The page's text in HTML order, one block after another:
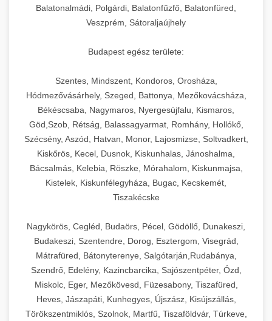
frissességét.
Ipari vákuumfóliázó gépek professzionális
Hatékony lezárási és tartósítási megoldások.
chef-iparikonyhagepek.hu
kereskedelmi csomagoló gép
professzionális konyhák számára. Nagy
kapacitású sütő- és főzőberendezés precíz
hőmérséklet-szabályozással.
chef-iparikonyhagepek.hu
kereskedelmi sütősütő
❄️ 25. Ipari Hűtőszekrény +
Professzionális hűtőegységek és hűtőkamrák
kereskedelmi konyhák számára.
Energiahatékony hűtési megoldások nagy
kapacitással.
chef-iparikonyhagepek.hu
💧 26. Ipari Mosogatógép +
Kereskedelmi mosogatóberendezések nagy
forgalmú éttermi műveletekhez. Gyors tisztítási
ciklusok fertőtlenítési képességekkel.
chef-iparikonyhagepek.hu
🧀 27. Ipari Sajtreszelő Gép +
élelmiszer-előkészítéshez. Különböző reszelési
méretek különböző alkalmazásokhoz.
chef-iparikonyhagepek.hu
kereskedelmi sajtreszelő
🍳 28. Nagykonyhai
Berendezések
+
Teljes körű nagykonyhai berendezések és
professzionális vendéglátóipari kellékek.
Minden, ami szükséges éttermi és catering
Balatonalmádi, Polgárdi, Balatonfűzfő, Balatonfüred,
Veszprém, Sátoraljaújhely
Budapest egész területe:
Szentes, Mindszent, Kondoros, Orosháza,
Hódmezővásárhely, Szeged, Battonya, Mezőkovácsháza,
Békéscsaba, Nagymaros, Nyergesújfalu, Kismaros,
Göd,Szob, Rétság, Balassagyarmat, Romhány, Hollókő,
Szécsény, Aszód, Hatvan, Monor, Lajosmizse, Soltvadkert,
Kiskőrös, Kecel, Dusnok, Kiskunhalas, Jánoshalma,
Bácsalmás, Kelebia, Röszke, Mórahalom, Kiskunmajsa,
Kistelek, Kiskunfélegyháza, Bugac, Kecskemét,
Tiszakécske
Nagykörös, Cegléd, Budaörs, Pécel, Gödöllő, Dunakeszi,
Budakeszi, Szentendre, Dorog, Esztergom, Visegrád,
Mátrafüred, Bátonyterenye, Salgótarján,Rudabánya,
Szendrő, Edelény, Kazincbarcika, Sajószentpéter, Ózd,
Miskolc, Eger, Mezőkövesd, Füzesabony, Tiszafüred,
Heves, Jászapáti, Kunhegyes, Újszász, Kisújszállás,
Törökszentmiklós, Szolnok, Martfű, Tiszaföldvár, Túrkeve,